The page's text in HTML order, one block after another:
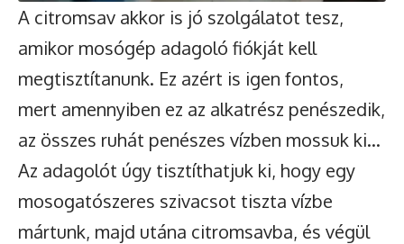
A citromsav akkor is jó szolgálatot tesz,
amikor mosógép adagoló fiókját kell
megtisztítanunk. Ez azért is igen fontos,
mert amennyiben ez az alkatrész penészedik,
az összes ruhát penészes vízben mossuk ki…
Az adagolót úgy tisztíthatjuk ki, hogy egy
mosogatószeres szivacsot tiszta vízbe
mártunk, majd utána citromsavba, és végül